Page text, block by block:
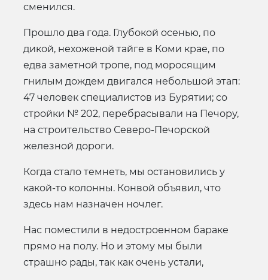
сменился.
Прошло два года. Глубокой осенью, по
дикой, нехоженой тайге в Коми крае, по
едва заметной тропе, под моросящим
гнилым дождем двигался небольшой этап:
47 человек специалистов из Бурятии; со
стройки № 202, перебрасывали на Печору,
на строительство Северо-Печорской
железной дороги.
Когда стало темнеть, мы остановились у
какой-то колонны. Конвой объявил, что
здесь нам назначен ночлег.
Нас поместили в недостроенном бараке
прямо на полу. Но и этому мы были
страшно рады, так как очень устали,